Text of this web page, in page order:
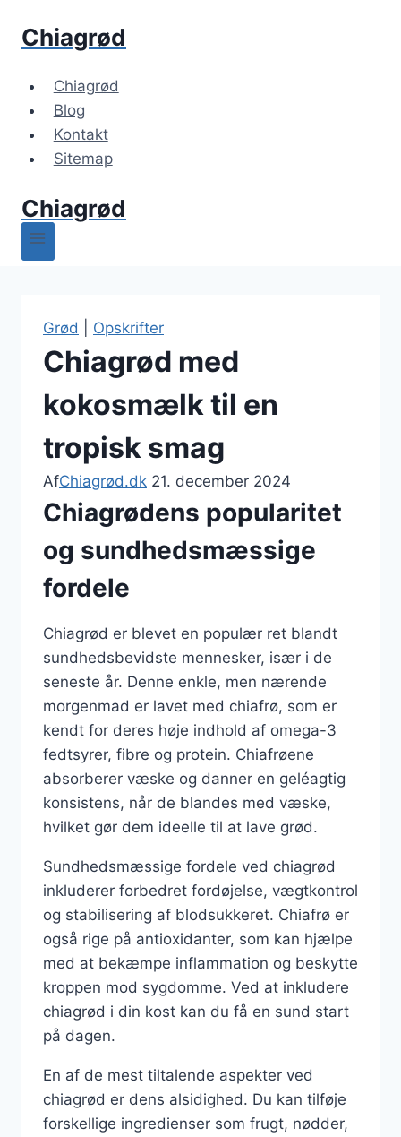
Chiagrød
Chiagrød
Blog
Kontakt
Sitemap
Chiagrød
Grød Opskrifter
Chiagrød med
kokosmælk til en
tropisk smag
AfChiagrød.dk 21. december 2024
Chiagrødens popularitet
og sundhedsmæssige
fordele
Chiagrød er blevet en populær ret blandt
sundhedsbevidste mennesker, især i de
seneste år. Denne enkle, men nærende
morgenmad er lavet med chiafrø, som er
kendt for deres høje indhold af omega-3
fedtsyrer, fibre og protein. Chiafrøene
absorberer væske og danner en geléagtig
konsistens, når de blandes med væske,
hvilket gør dem ideelle til at lave grød.
Sundhedsmæssige fordele ved chiagrød
inkluderer forbedret fordøjelse, vægtkontrol
og stabilisering af blodsukkeret. Chiafrø er
også rige på antioxidanter, som kan hjælpe
med at bekæmpe inflammation og beskytte
kroppen mod sygdomme. Ved at inkludere
chiagrød i din kost kan du få en sund start
på dagen.
En af de mest tiltalende aspekter ved
chiagrød er dens alsidighed. Du kan tilføje
forskellige ingredienser som frugt, nødder,